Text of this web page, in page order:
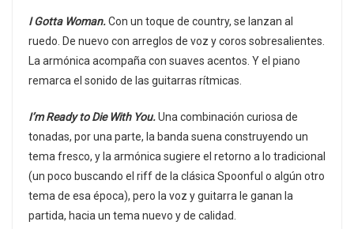
I Gotta Woman.Con un toque de country, se lanzan al
ruedo. De nuevo con arreglos de voz y coros sobresalientes.
La armónica acompaña con suaves acentos. Y el piano
remarca el sonido de las guitarras rítmicas.
I’m Ready to Die With You.Una combinación curiosa de
tonadas, por una parte, la banda suena construyendo un
tema fresco, y la armónica sugiere el retorno a lo tradicional
(un poco buscando el riff de la clásica Spoonful o algún otro
tema de esa época), pero la voz y guitarra le ganan la
partida, hacia un tema nuevo y de calidad.